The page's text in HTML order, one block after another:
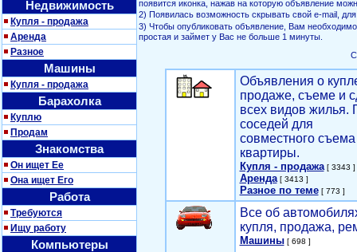
Недвижимость
Купля - продажа
Аренда
Разное
Машины
Купля - продажа
Барахолка
Куплю
Продам
Знакомства
Он ищет Ее
Она ищет Его
Работа
Требуются
Ищу работу
Компьютеры
появится иконка, нажав на которую объявление
2) Появилась возможность скрывать свой е-mail,
3) Чтобы опубликовать объявление, Вам
простая и займет у Вас не больше 1 минуты.
Объявления о
продаже, съеме и
всех видов жилья.
соседей для
совместного съема
квартиры.
Купля - продажа[ 3343 ]
Аренда[ 3413 ]
Разное по теме[ 773 ]
Все об
купля, продажа,
Машины[ 698 ]